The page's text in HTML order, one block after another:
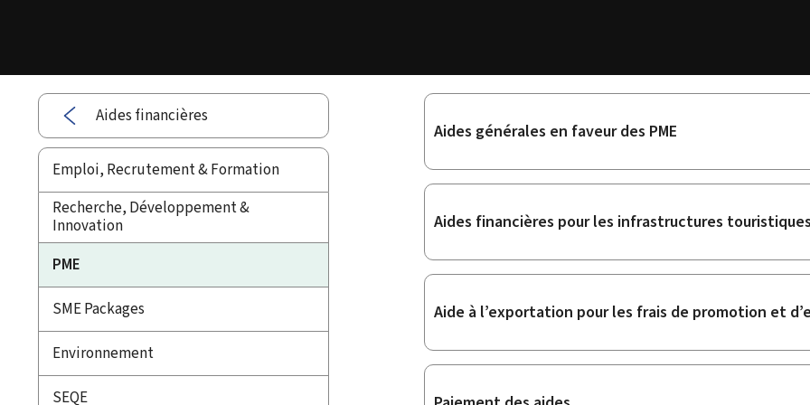
Aides financières
Emploi, Recrutement & Formation
Recherche, Développement &
Innovation
PME
SME Packages
Environnement
SEQE
Sous-
rubriques
Aides générales en faveur des PME
Aides financières pour les infrastructures touristiques
Aide à l’exportation pour les frais de promotion et